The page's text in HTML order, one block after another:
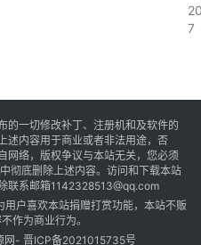
7
的一切修改补丁、注册机和及软件的
述内容用于商业或者非法用途，否
网络，版权争议与本站无关，您必须
彻底删除上述内容。访问和下载本站
联系邮箱1142328513@qq.com
户喜欢本站捐赠打赏功能，本站不贩
作为商业行为。
网- 晋ICP备2021015735号